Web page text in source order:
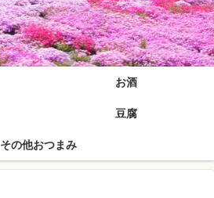
お酒
豆腐
その他おつまみ